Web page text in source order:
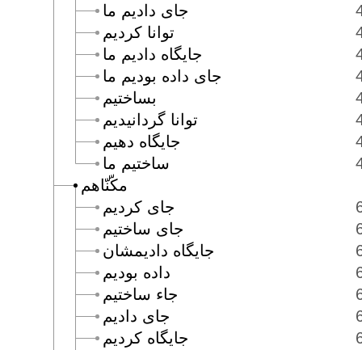
مكّنّاهم
جاى داديم ما
توانا كرديم
جايگاه داديم ما
جاى داده بوديم ما
بساختيم
توانا گردانيديم
جايگاه دهيم
ساختيم ما
جاى كرديم
جاى ساختيم
جايگاه داديمشان
داده بوديم
جاء ساختيم
جاى داديم
جايگاه كرديم